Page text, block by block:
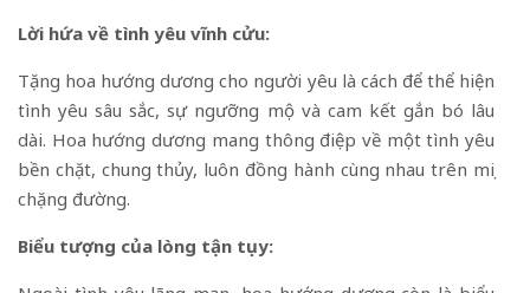
Lời hứa về tình yêu vĩnh cửu:
Tặng hoa hướng dương cho người yêu là cách để thể hiện
tình yêu sâu sắc, sự ngưỡng mộ và cam kết gắn bó lâu
dài. Hoa hướng dương mang thông điệp về một tình yêu
bền chặt, chung thủy, luôn đồng hành cùng nhau trên mọi
chặng đường.
Biểu tượng của lòng tận tụy: